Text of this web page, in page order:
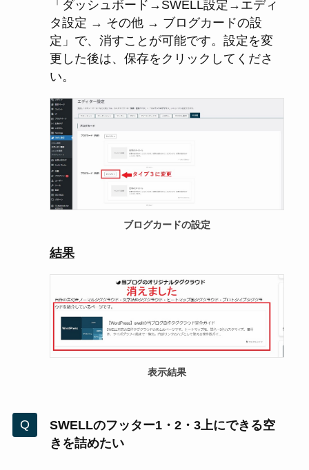
「ダッシュボード→SWELL設定→エディ
タ設定 → その他 → ブログカードの設
定」で、消すことが可能です。設定を変
更した後は、保存をクリックしてくださ
い。
ブログカードの設定
結果
表示結果
SWELLのフッター1・2・3上にできる空
きを詰めたい